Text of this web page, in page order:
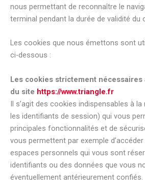
nous permettant de reconnaître le
terminal pendant la durée de validité du
Les cookies que nous émettons sont
ci-dessous :
Les cookies strictement
du site https://www.triangle.fr
Il s’agit des cookies indispensables à
les identifiants de session) qui vous
principales fonctionnalités et de
vous permettent par exemple
espaces personnels qui vous sont
identifiants ou des données que vous
éventuellement antérieurement confiés.